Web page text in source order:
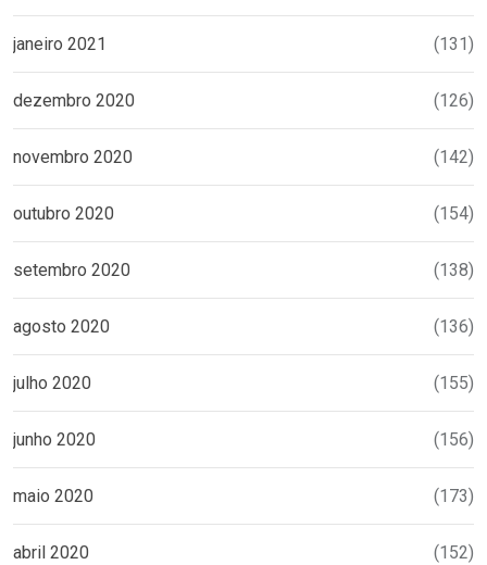
janeiro 2021 (131)
dezembro 2020 (126)
novembro 2020 (142)
outubro 2020 (154)
setembro 2020 (138)
agosto 2020 (136)
julho 2020 (155)
junho 2020 (156)
maio 2020 (173)
abril 2020 (152)